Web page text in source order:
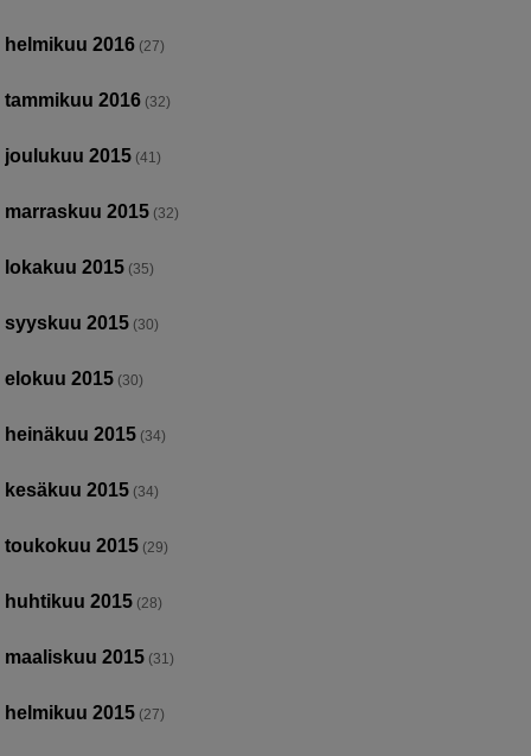
helmikuu 2016 (27)
tammikuu 2016 (32)
joulukuu 2015 (41)
marraskuu 2015 (32)
lokakuu 2015 (35)
syyskuu 2015 (30)
elokuu 2015 (30)
heinäkuu 2015 (34)
kesäkuu 2015 (34)
toukokuu 2015 (29)
huhtikuu 2015 (28)
maaliskuu 2015 (31)
helmikuu 2015 (27)